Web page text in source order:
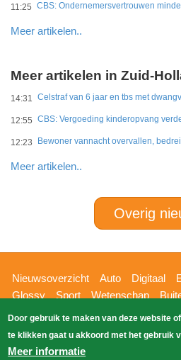
11:25
Meer artikelen..
Meer artikelen in Zuid-
14:31
12:55 CBS: Vergoeding kinderopvang
12:23
Meer artikelen..
Overig
Hoofdnavigatie
Nieuwsoverzicht Auto Digitaal
Glossy
Sport Wetenschap
Bizzpress
Blik op 112 Provincies
Zoeken
Copyright Blik
Door gebruik te maken van deze website
te klikken gaat u akkoord met het gebruik
Meer informatie